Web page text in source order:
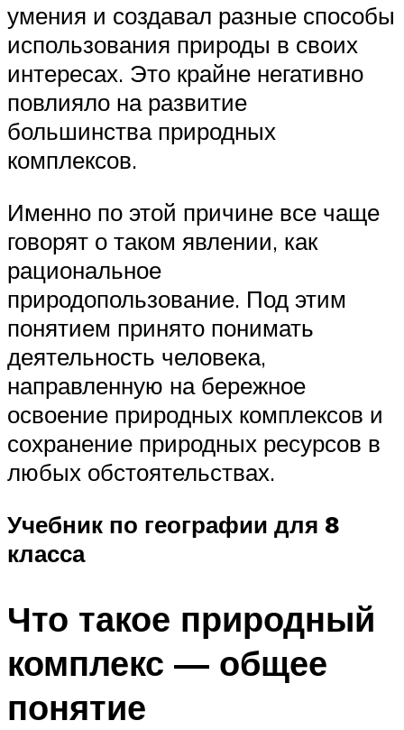
умения и создавал разные способы
использования природы в своих
интересах. Это крайне негативно
повлияло на развитие
большинства природных
комплексов.
Именно по этой причине все чаще
говорят о таком явлении, как
рациональное
природопользование. Под этим
понятием принято понимать
деятельность человека,
направленную на бережное
освоение природных комплексов и
сохранение природных ресурсов в
любых обстоятельствах.
Учебник по географии для 8
класса
Что такое природный
комплекс — общее
понятие